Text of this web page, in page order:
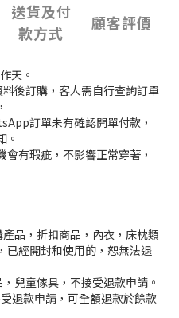
送貨及付
款方式
顧客評價
天。
後訂購，客人需自行查詢訂單
訂單未有確認開單付款，
。
有瑕疵，不影響正常穿著，
品，折扣商品，內衣，床枕類
已經開封和使用的，恕無法退
兒童傢具，不接受退款申請。
退款申請，可全額退款於餘款